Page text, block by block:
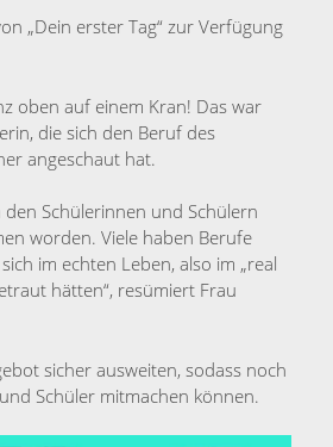
„Dein erster Tag“ zur Verfügung
oben auf einem Kran! Das war
die sich den Beruf des
angeschaut hat.
den Schülerinnen und Schülern
worden. Viele haben Berufe
im echten Leben, also im „real
hätten“, resümiert Frau
sicher ausweiten, sodass noch
Schüler mitmachen können.